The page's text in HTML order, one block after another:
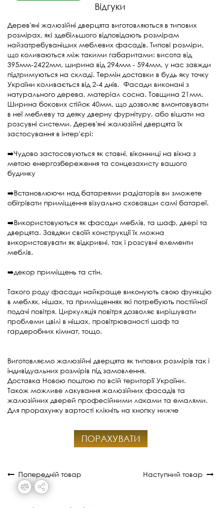
Відгуки
Дерев'яні жалюзійні дверцята виготовляються в типових
розмірах, які здебільшого відповідають розмірам
найзатребуваніших меблевих фасадів. Типові розміри,
що коливаються між такими габаритами: висота від
395мм-2422мм, ширина від 294мм - 594мм, у нас завжди
підтримуються на складі. Термін доставки в будь яку точку
України коливається від 2-4 днів. Фасади виконані з
натурального дерева, матеріал сосна. Товщина 21мм.
Ширина бокових стійок 40мм, що дозволяє вмонтовувати
в неї меблеву та деяку дверну фурнітуру, або вішати на
розсувні системи. Дерев'яні жалюзійні дверцята їх
застосування в інтер'єрі:
➡️Чудово застосовуються як ставні, віконниці на вікна з
метою енергозбереження та сонцезахисту вашого
будинку
➡️Встановлюючи над батареями радіаторів ви зможете
обігрівати приміщення візуально сховавши самі батареї.
➡️Використовуються як фасади меблів, та шаф, двері та
дверцята. Завдяки своїй конструкції їх можна
використовувати як відкривні, так і розсувні елементи
меблів.
➡️декор приміщень та стін.
Такого роду фасади найкраще виконують свою функцію
в меблях, нішах, та приміщеннях які потребують постійної
подачі повітря. Циркуляція повітря дозволяє вирішувати
проблеми цвілі в нішах, провітрюваності шаф та
гардеробних кімнат, тощо.
Виготовляємо жалюзійні дверцята як типових розмірів так і
індивідуальних розмірів під замовлення.
Доставка Новою поштою по всій території України.
Також можливе лакування жалюзійних фасадів та
жалюзійних дверей професійними лаками та емалями.
Для прорахунку вартості клікніть на кнопку нижче
ПОРАХУВАТИ
Попередній товар Наступний товар